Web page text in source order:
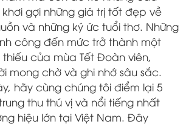
gợi những giá trị tốt đẹp về
và những ký ức tuổi thơ. Những
công đến mức trở thành một
của mùa Tết Đoàn viên,
mong chờ và ghi nhớ sâu sắc.
hãy cùng chúng tôi điểm lại 5
thu thú vị và nổi tiếng nhất
hiệu lớn tại Việt Nam. Đây